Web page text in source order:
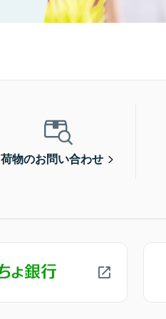
荷物のお問い合わせ